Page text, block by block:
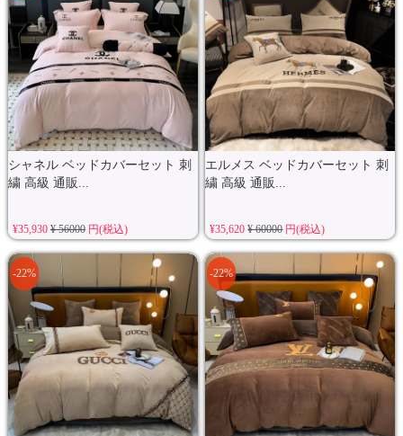
シャネル ベッドカバーセット 刺
繍 高級 通販...
¥35,930 ¥ 56000円(税込)
エルメス ベッドカバーセット 刺
繍 高級 通販...
¥35,620¥ 60000円(税込)
-22% -22%